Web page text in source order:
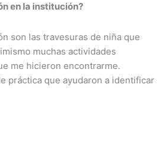
en la institución?
son las travesuras de niña que
muchas actividades
me hicieron encontrarme.
práctica que ayudaron a identificar